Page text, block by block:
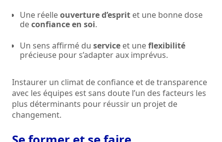
Une réelleouverture d’esprit et une bonne dose
deconfiance en soi.
Un sens affirmé du service et uneflexibilité
précieuse pour s’adapter aux imprévus.
Instaurer un climat de confiance et de transparence
avec les équipes est sans doute l’un des facteurs les
plus déterminants pour réussir un projet de
changement.